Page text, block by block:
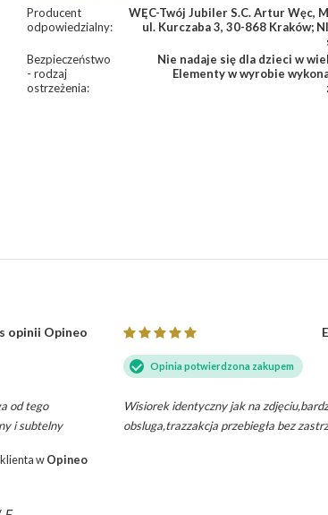
Producent
odpowiedzialny:
WĘC-Twój Jubiler S.C. Artur Węc,
ul. Kurczaba 3, 30-868 Kraków;
Bezpieczeństwo
- rodzaj
ostrzeżenia:
Nie nadaje się dla dzieci w
Elementy w wyrobie
opinii Opineo
od tego
i subtelny
wOpineo
Opinia potwierdzona zakupem
Wisiorek identyczny jak na
obsluga,trazzakcja przebiegła bez